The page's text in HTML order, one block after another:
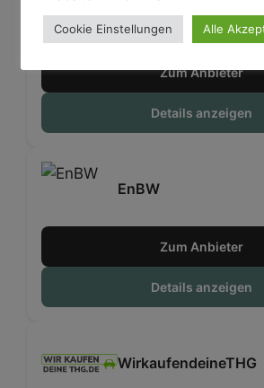
Klimaquote
Zum Anbieter
Details anzeigen
EnBW
Zum Anbieter
Details anzeigen
WirkaufendeineTHG
Cookie Einstellungen Alle